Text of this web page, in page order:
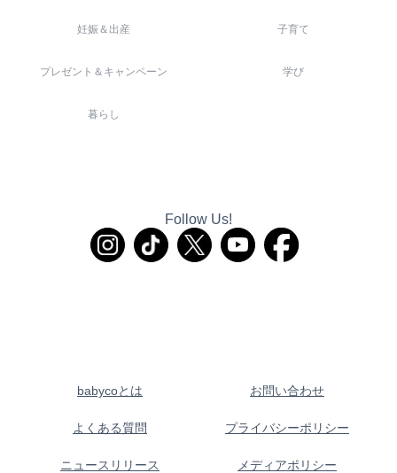
妊娠＆出産 子育て
プレゼント＆キャンペーン 学び
暮らし
Follow Us!
babycoとは お問い合わせ
よくある質問 プライバシーポリシー
ニュースリリース メディアポリシー